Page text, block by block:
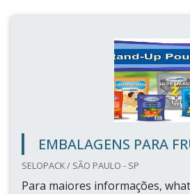
EMBALAGENS PARA
SELOPACK / SÃO PAULO - SP
Para maiores informações,